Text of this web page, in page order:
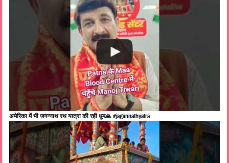
अमेरिका में भी जगन्नाथ रथ यात्रा की रही धूम🙏 #jagannathyatra